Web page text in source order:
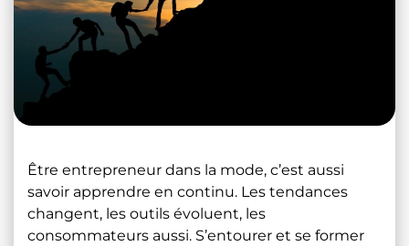
Être entrepreneur dans la mode, c’est aussi
savoir apprendre en continu. Les tendances
changent, les outils évoluent, les
consommateurs aussi. S’entourer et se former